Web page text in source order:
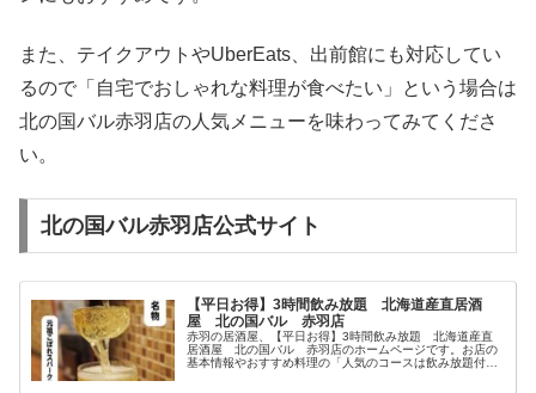
また、テイクアウトやUberEats、出前館にも対応してい
るので「自宅でおしゃれな料理が食べたい」という場合は
北の国バル赤羽店の人気メニューを味わってみてくださ
い。
北の国バル赤羽店公式サイト
【平日お得】3時間飲み放題 北海道産直居酒
屋 北の国バル 赤羽店
赤羽の居酒屋、【平日お得】3時間飲み放題 北海道産直
居酒屋 北の国バル 赤羽店のホームページです。お店の
基本情報やおすすめ料理の「人気のコースは飲み放題付